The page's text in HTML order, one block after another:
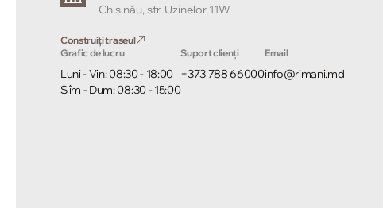
Chișinău, str. Uzinelor 11W
Construiți traseul
Grafic de lucru
Luni - Vin: 08:30 - 18:00
Sîm - Dum: 08:30 - 15:00
Suport clienți
+373 788 66000
Email
info@rimani.md